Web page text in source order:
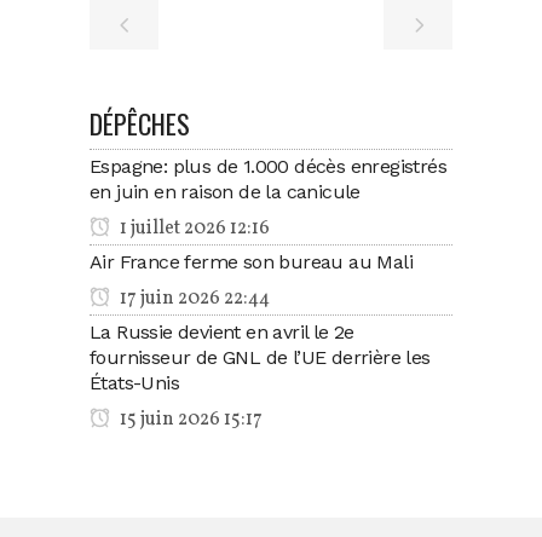
DÉPÊCHES
Espagne: plus de 1.000 décès enregistrés
en juin en raison de la canicule
1 juillet 2026 12:16
Air France ferme son bureau au Mali
17 juin 2026 22:44
La Russie devient en avril le 2e
fournisseur de GNL de l’UE derrière les
États-Unis
15 juin 2026 15:17